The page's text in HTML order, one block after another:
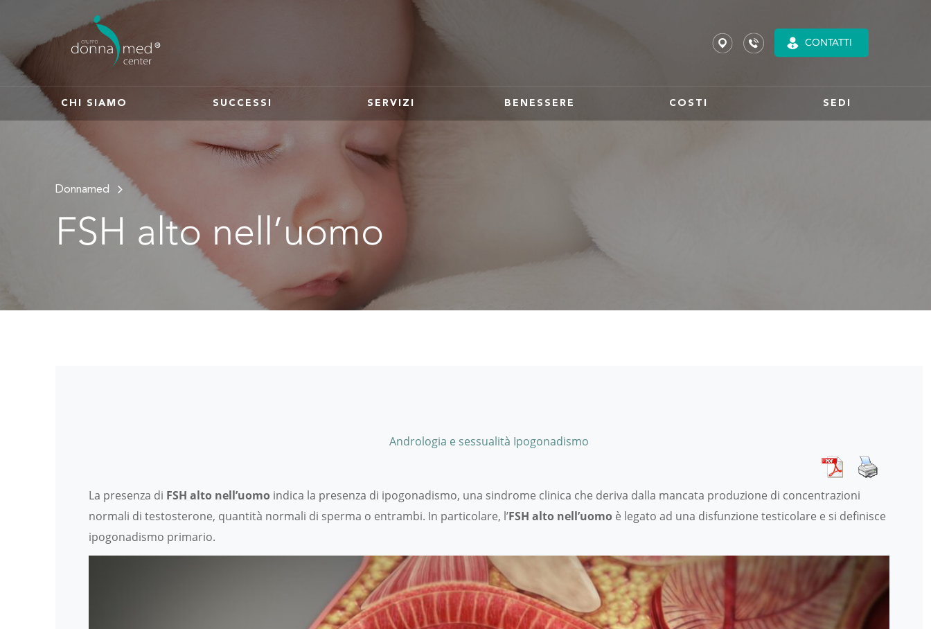
CONTATTI
CHI SIAMO SUCCESSI SERVIZI BENESSERE COSTI SEDI
Donnamed
FSH alto nell’uomo
Categories
Andrologia e sessualità Ipogonadismo
La presenza di FSH alto nell’uomo indica la presenza di ipogonadismo, una sindrome clinica che deriva dalla mancata produzione di concentrazioni
normali di testosterone, quantità normali di sperma o entrambi. In particolare, l’FSH alto nell’uomo è legato ad una disfunzione testicolare e si definisce
ipogonadismo primario.